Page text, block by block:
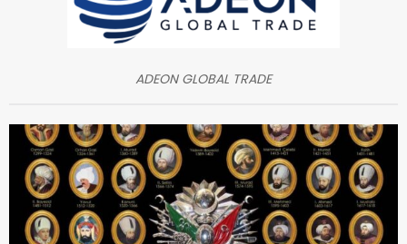
ADEON GLOBAL TRADE